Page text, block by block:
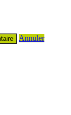
Annuler